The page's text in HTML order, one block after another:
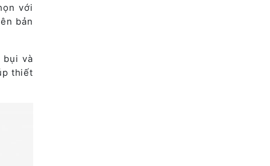
với
bản
bụi và
thiết